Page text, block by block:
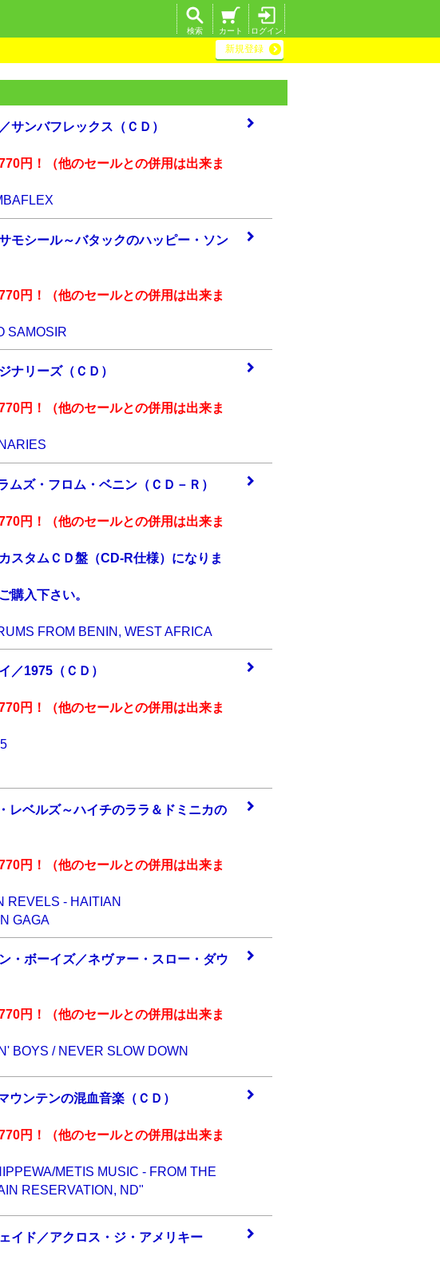
ログイン
カート
検索
新規登録
／サンバフレック ス（ＣＤ）
円！（他のセールとの併用は出来ま
モシール～バタ ックのハッピー・ ソン
円！（他のセールとの併用は出来ま
SAMOSIR
ジナリーズ（ＣＤ ）
円！（他のセールとの併用は出来ま
ムズ・フロム・ ベニン（ＣＤ－Ｒ ）
円！（他のセールとの併用は出来ま
スタムＣＤ盤（CD-R仕様）になりま
購入下さい。
FROM BENIN, WEST AFRICA
／1975（ＣＤ）
円！（他のセールとの併用は出来ま
レベルズ～ハイチのララ＆ドミニカの
円！（他のセールとの併用は出来ま
REVELS - HAITIAN
GAGA
ン・ボーイズ／ネヴァー・スロー・ ダウ
円！（他のセールとの併用は出来ま
BOYS / NEVER SLOW DOWN
ウンテンの混血音楽（ＣＤ）
円！（他のセールとの併用は出来ま
METIS MUSIC - FROM THE
RESERVATION, ND"
ェイド／アクロス ・ジ・アメリキー